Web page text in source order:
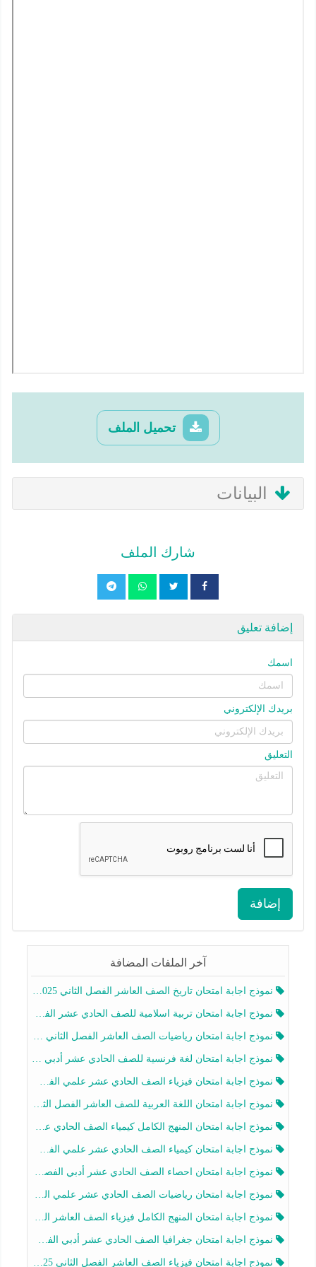
تحميل الملف
البيانات
شارك الملف
إضافة تعليق
اسمك
بريدك الإلكتروني
التعليق
إضافة
آخر الملفات المضافة
نموذج اجابة امتحان تاريخ الصف العاشر الفصل الثاني 2025-2026
نموذج اجابة امتحان تربية اسلامية للصف الحادي عشر الفصل الثاني 2025-2026
نموذج اجابة امتحان رياضيات الصف العاشر الفصل الثاني 2025-2026
نموذج اجابة امتحان لغة فرنسية للصف الحادي عشر أدبي الفصل الثاني 2025-2026
نموذج اجابة امتحان فيزياء الصف الحادي عشر علمي الفصل الثاني 2025-2026
نموذج اجابة امتحان اللغة العربية للصف العاشر الفصل الثاني 2025-2026
نموذج اجابة امتحان المنهج الكامل كيمياء الصف الحادي عشر علمي الفصل الثاني 2025-2026
نموذج اجابة امتحان كيمياء الصف الحادي عشر علمي الفصل الثاني 2025-2026
نموذج اجابة امتحان احصاء الصف الحادي عشر أدبي الفصل الثاني 2025-2026
نموذج اجابة امتحان رياضيات الصف الحادي عشر علمي الفصل الثاني 2025-2026
نموذج اجابة امتحان المنهج الكامل فيزياء الصف العاشر الفصل الثاني 2025-2026
نموذج اجابة امتحان جغرافيا الصف الحادي عشر أدبي الفصل الثاني 2025-2026
نموذج اجابة امتحان فيزياء الصف العاشر الفصل الثاني 2025-2026